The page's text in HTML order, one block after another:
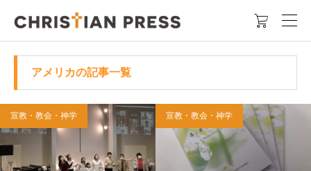

アメリカの記事一覧
宣教・教会・神学 宣教・教会・神学